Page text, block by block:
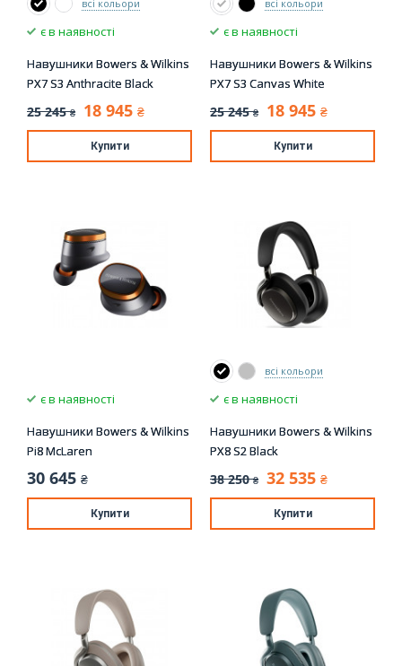
всі кольори
є в наявності
Навушники Bowers & Wilkins
PX7 S3 Anthracite Black
25 245 ₴ 18 945 ₴
Купити
всі кольори
є в наявності
Навушники Bowers & Wilkins
PX7 S3 Canvas White
25 245 ₴ 18 945 ₴
Купити
є в наявності
Навушники Bowers & Wilkins
Pi8 McLaren
30 645 ₴
Купити
всі кольори
є в наявності
Навушники Bowers & Wilkins
PX8 S2 Black
38 250 ₴ 32 535 ₴
Купити